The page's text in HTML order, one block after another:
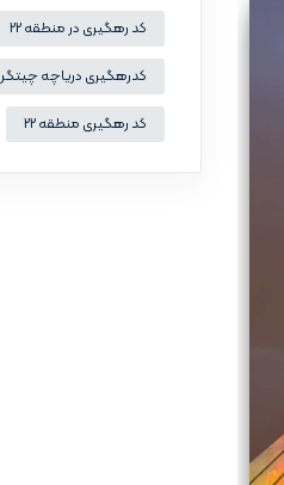
کد رهگیری در منطقه 22
کدرهگیری دریاچه چیتگر
کد رهگیری منطقه 22